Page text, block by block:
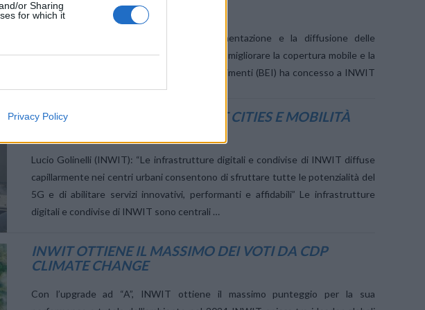
or Sharing
for which it
Privacy Policy
TELECOMUNICAZIONE
Finanziamento BEI per sostenere l’implementazione e la diffusione delle
infrastrutture digitali di telecomunicazione e migliorare la copertura mobile e la
connettività. La Banca europea per gli investimenti (BEI) ha concesso a INWIT
un finanziamento da 350 milioni di euro per …
INWIT: SOLUZIONI PER SMART CITIES E MOBILITÀ
Lucio Golinelli (INWIT): “Le infrastrutture digitali e condivise di INWIT diffuse
capillarmente nei centri urbani consentono di sfruttare tutte le potenzialità del
5G e di abilitare servizi innovativi, performanti e affidabili” Le infrastrutture
digitali e condivise di INWIT sono centrali …
INWIT OTTIENE IL MASSIMO DEI VOTI DA CDP
CLIMATE CHANGE
Con l’upgrade ad “A”, INWIT ottiene il massimo punteggio per la sua